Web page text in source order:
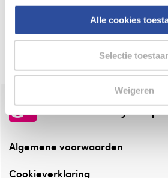
Alle cookies
Selectie
Weigeren
Altijd onze folder bij de
Check onze folders ⁠bij
de vriendelijke
Algemene voorwaarden
Cookieverklaring